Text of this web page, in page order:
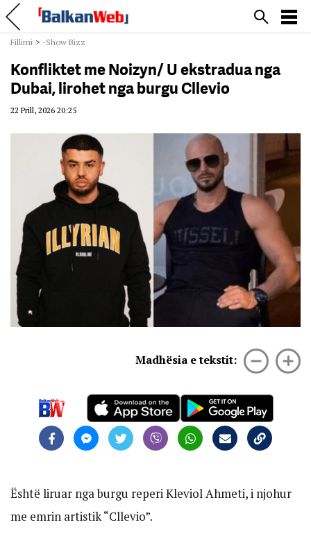
Fillimi > -Show Bizz
Konfliktet me Noizyn/ U ekstradua nga
Dubai, lirohet nga burgu Cllevio
22 Prill, 2026 20:25
Madhësia e tekstit:
Është liruar nga burgu reperi Kleviol Ahmeti, i njohur
me emrin artistik “Cllevio”.